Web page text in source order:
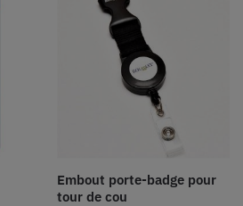
Embout porte-badge pour
tour de cou